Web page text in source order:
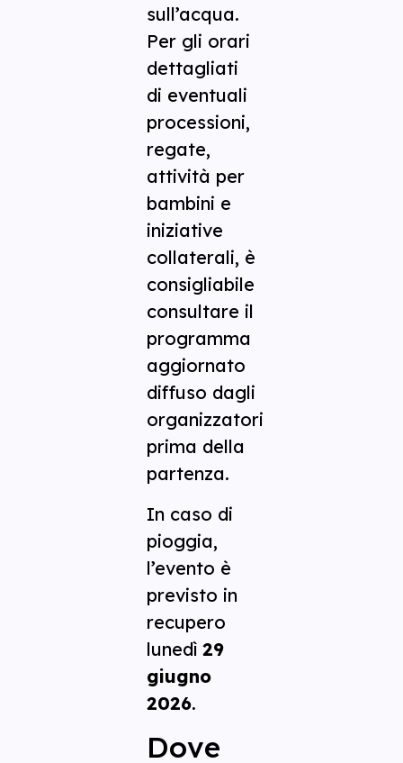
sull’acqua.
Per gli orari
dettagliati
di eventuali
processioni,
regate,
attività per
bambini e
iniziative
collaterali, è
consigliabile
consultare il
programma
aggiornato
diffuso dagli
organizzatori
prima della
partenza.
In caso di
pioggia,
l’evento è
previsto in
recupero
lunedì 29
giugno
2026.
Dove